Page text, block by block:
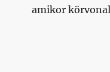
amikor